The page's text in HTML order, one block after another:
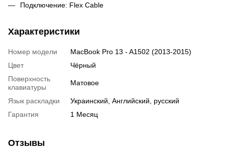
Подключение: Flex Cable
Характеристики
Номер модели
MacBook Pro 13 - A1502 (2013-2015)
Цвет
Чёрный
Поверхность
клавиатуры
Матовое
Язык раскладки
Украинский, Английский, русский
Гарантия
1 Месяц
Отзывы